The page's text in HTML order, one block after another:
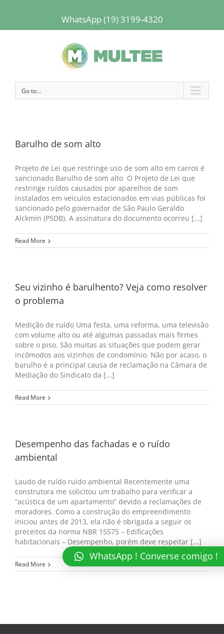
WhatsApp (19) 3199-4320
Go to...
Barulho de som alto
Projeto de Lei que restringe uso de som alto em carros é
sancionado Barulho de som alto O Projeto de Lei que
restringe ruídos causados por aparelhos de som
instalados em veículos estacionados em vias públicas foi
sancionado pelo governador de São Paulo Geraldo
Alckmin (PSDB). A assinatura do documento ocorreu [...]
Read More
Seu vizinho é barulhento? Veja como resolver
o problema
Medição de ruído Uma festa, uma reforma, uma televisão
com volume alto ou até algumas passadas mais firmes
sobre o piso. São muitas as situações que podem gerar
incômodos aos vizinhos de condomínio. Não por acaso, o
barulho é a principal causa de reclamação na Câmara de
Mediação do Sindicato da [...]
Read More
Desempenho das fachadas e o ruído
ambiental
Laudo de ruído ruido ambiental Recentemente uma
construtora me solicitou um trabalho para verificar a
“acústica de um apartamento” devido a reclamações de
moradores. Como a construção do empreendimento
iniciou antes de 2013, ela não é obrigada a seguir os
preceitos da norma NBR 15575 – Edificações
habitacionais – Desempenho, porém deve respeitar [...]
Read More
WhatsApp ! Converse comigo !